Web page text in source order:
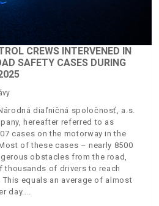
CREWS INTERVENED IN
SAFETY CASES DURING
diaľničná spoločnosť, a.s.
hereafter referred to as
cases on the motorway in the
of these cases – nearly 8500
obstacles from the road,
thousands of drivers to reach
equals an average of almost
day.